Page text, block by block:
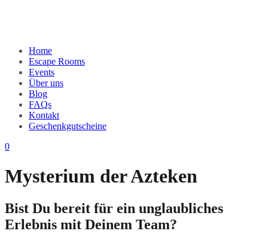
Home
Escape Rooms
Events
Über uns
Blog
FAQs
Kontakt
Geschenkgutscheine
0
Mysterium der Azteken
Bist Du bereit für ein unglaubliches
Erlebnis mit Deinem Team?